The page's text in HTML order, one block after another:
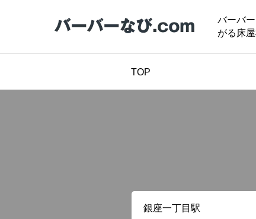
バーバ
がる床
TOP